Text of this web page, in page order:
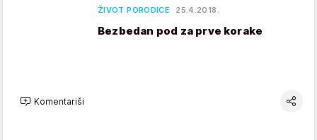
ŽIVOT PORODICE 25.4.2018.
Bezbedan pod za prve korake
Komentariši